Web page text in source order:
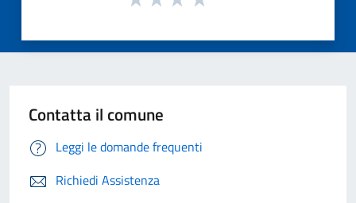
Contatta il comune
Leggi le domande frequenti
Richiedi Assistenza